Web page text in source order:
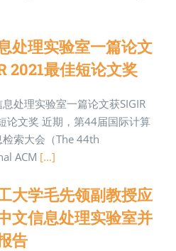
处理实验室一篇论文
2021最佳短论文奖
处理实验室一篇论文获SIGIR
论文奖 近期，第44届国际计算
索大会（The 44th
ACM [...]
大学毛先领副教授应
文信息处理实验室并
告